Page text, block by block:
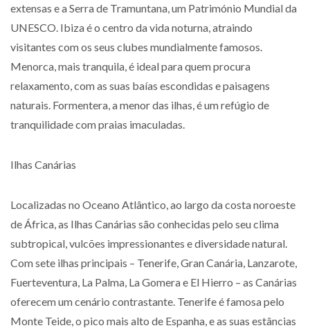
extensas e a Serra de Tramuntana, um Património Mundial da
UNESCO. Ibiza é o centro da vida noturna, atraindo
visitantes com os seus clubes mundialmente famosos.
Menorca, mais tranquila, é ideal para quem procura
relaxamento, com as suas baías escondidas e paisagens
naturais. Formentera, a menor das ilhas, é um refúgio de
tranquilidade com praias imaculadas.
Ilhas Canárias
Localizadas no Oceano Atlântico, ao largo da costa noroeste
de África, as Ilhas Canárias são conhecidas pelo seu clima
subtropical, vulcões impressionantes e diversidade natural.
Com sete ilhas principais – Tenerife, Gran Canária, Lanzarote,
Fuerteventura, La Palma, La Gomera e El Hierro – as Canárias
oferecem um cenário contrastante. Tenerife é famosa pelo
Monte Teide, o pico mais alto de Espanha, e as suas estâncias